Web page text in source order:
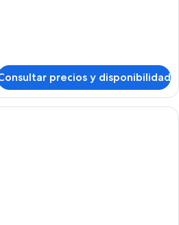
precios y disponibilidad